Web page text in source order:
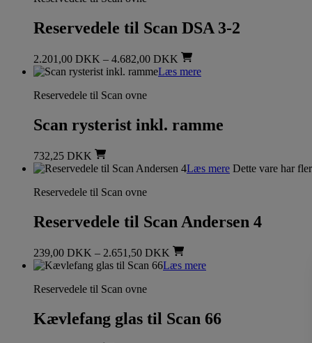
Reservedele til Scan DSA 3-2
2.201,00 DKK – 4.682,00 DKK
Læs mere
Reservedele til Scan ovne
Scan rysterist inkl. ramme
732,25 DKK
Læs mere Dette vare har
Reservedele til Scan ovne
Reservedele til Scan Andersen 4
239,00 DKK – 2.651,50 DKK
Læs mere
Reservedele til Scan ovne
Kævlefang glas til Scan 66